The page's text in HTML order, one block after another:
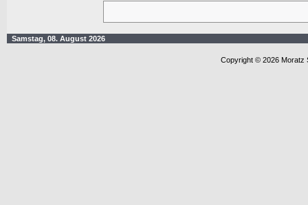
Samstag, 08. August 2026
Copyright © 2026 Moratz